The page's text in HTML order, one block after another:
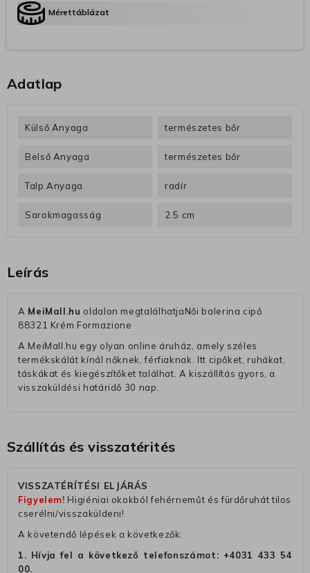
Mérettáblázat
Adatlap
Külső Anyaga természetes bőr
Belső Anyaga természetes bőr
Talp Anyaga radír
Sarokmagasság 2.5 cm
Leírás
A MeiMall.hu oldalon megtalálhatjaNői balerina cipő
88321 Krém Formazione
A MeiMall.hu egy olyan online áruház, amely széles
termékskálát kínál nőknek, férfiaknak. Itt cipőket, ruhákat,
táskákat és kiegészítőket találhat. A kiszállítás gyors, a
visszaküldési határidő 30 nap.
Szállítás és visszatérités
VISSZATÉRÍTÉSI ELJÁRÁS
Figyelem! Higiéniai okokból fehérneműt és fürdőruhát tilos
cserélni/visszaküldeni!
A követendő lépések a következők:
1. Hívja fel a következő telefonszámot: +4031 433 54
00.